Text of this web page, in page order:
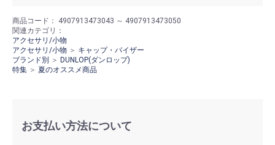
商品コード： 4907913473043 ～ 4907913473050
関連カテゴリ：
アクセサリ/小物
アクセサリ/小物 ＞ キャップ・バイザー
ブランド別
＞ DUNLOP(ダンロップ)
特集 ＞ 夏のオススメ商品
お支払い方法について